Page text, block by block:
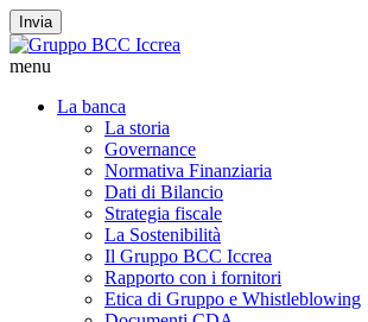
Invia
menu
La banca
La storia
Governance
Normativa Finanziaria
Dati di Bilancio
Strategia fiscale
La Sostenibilità
Il Gruppo BCC Iccrea
Rapporto con i fornitori
Etica di Gruppo e Whistleblowing